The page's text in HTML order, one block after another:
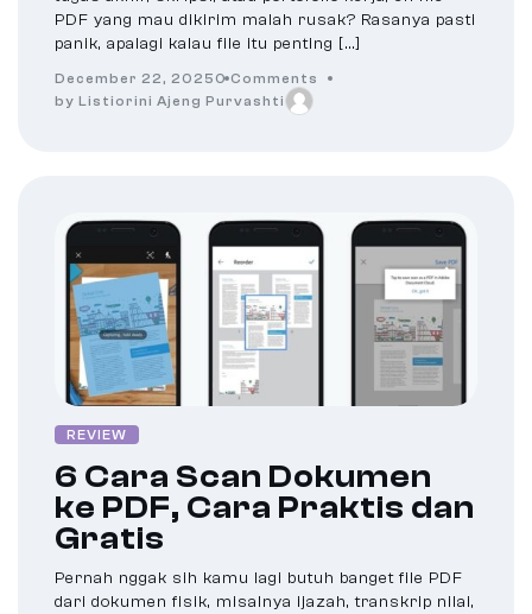
PDF yang mau dikirim malah rusak? Rasanya pasti
panik, apalagi kalau file itu penting […]
December 22, 2025 0 Comments
by Listiorini Ajeng Purvashti
REVIEW
6 Cara Scan Dokumen
ke PDF, Cara Praktis dan
Gratis
Pernah nggak sih kamu lagi butuh banget file PDF
dari dokumen fisik, misalnya ijazah, transkrip nilai,